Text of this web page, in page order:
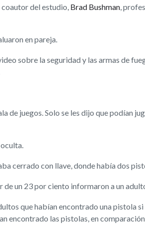
del estudio, Brad Bushman,
en pareja.
sobre la seguridad y las armas de
de juegos. Solo se les dijo que podían
cerrado con llave, donde había dos
un 23 por ciento informaron a un
que habían encontrado una pistola
encontrado las pistolas, en